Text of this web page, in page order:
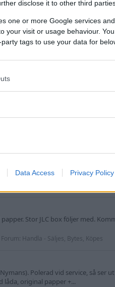
disclose it to other third
one or more Google services
your visit or usage behaviour.
tags to use your data for
Data Access Privacy Policy
Isf, hör av dig! Mvh
Handla - Köpes
från 2015 i mycket
på JLCs hemsida står det att den...
deep sea
att det lirar med prisbilden.
mer tid på armen hos någon
Använd några...
Stor JLC box följer med.
Forum: Handla - Säljes, Bytes, Köpes
Polerad vid service, så
låda, original papper +...